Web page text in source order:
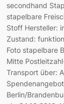
secondhand
stapelbare
Stoff Hersteller:
Zustand:
Foto stapelbare
Mitte
Transport über:
Berlin/